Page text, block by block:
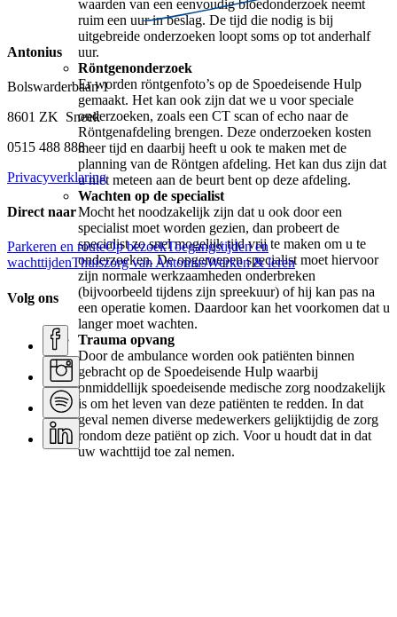
waarden van een eenvoudig bloedonderzoek neemt
ruim een uur in beslag. De tijd die nodig is bij
uitgebreide onderzoeken loopt soms op tot anderhalf
uur.
Röntgenonderzoek
Er worden röntgenfoto’s op de Spoedeisende Hulp
gemaakt. Het kan ook zijn dat we u voor speciale
onderzoeken, zoals een CT scan of echo naar de
Röntgenafdeling brengen. Deze onderzoeken kosten
meer tijd en daarbij heeft u ook te maken met de
planning van de Röntgen afdeling. Het kan dus zijn dat
u niet meteen aan de beurt bent op deze afdeling.
Wachten op de specialist
Mocht het noodzakelijk zijn dat u ook door een
specialist moet worden gezien, dan probeert de
specialist zo snel mogelijk tijd vrij te maken om u te
onderzoeken. De opgeroepen specialist moet hiervoor
zijn normale werkzaamheden onderbreken
(bijvoorbeeld tijdens zijn spreekuur) of hij kan pas na
een operatie komen. Daardoor kan het voorkomen dat u
langer moet wachten.
Trauma opvang
Door de ambulance worden ook patiënten binnen
gebracht op de Spoedeisende Hulp waarbij
onmiddellijk spoedeisende medische zorg noodzakelijk
is om het leven van deze patiënten te redden. In dat
geval nemen diverse medewerkers gelijktijdig de zorg
rondom deze patiënt op zich. Voor u houdt dat in dat
uw wachttijd toe zal nemen.
Antonius
Bolswarderbaan 1
8601 ZK Sneek
0515 488 888
Privacyverklaring
Direct naar
Parkeren en routeOp bezoekToegangstijden en
wachttijdenThuiszorg van AntoniusWerken & leren
Volg ons